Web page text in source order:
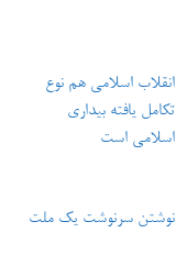
انقلاب اسلامی هم نوع
تکامل یافته بیداری
اسلامی است
نوشتن سرنوشت یک ملت